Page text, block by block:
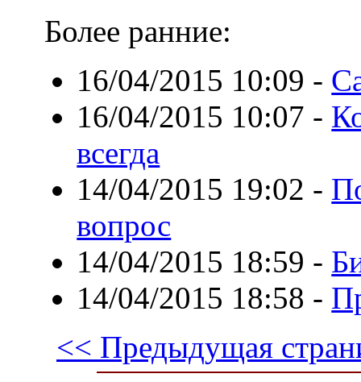
Более ранние:
16/04/2015 10:09 -
16/04/2015 10:07 -
всегда
14/04/2015 19:02 -
вопрос
14/04/2015 18:59 -
14/04/2015 18:58 -
<< Предыдущая